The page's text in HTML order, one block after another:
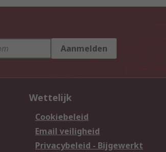
Aanmelden
Wettelijk
Cookiebeleid
Email veiligheid
Privacybeleid - Bijgewerkt